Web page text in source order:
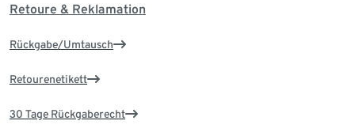
Retoure & Reklamation
Rückgabe/Umtausch
Retourenetikett
30 Tage Rückgaberecht